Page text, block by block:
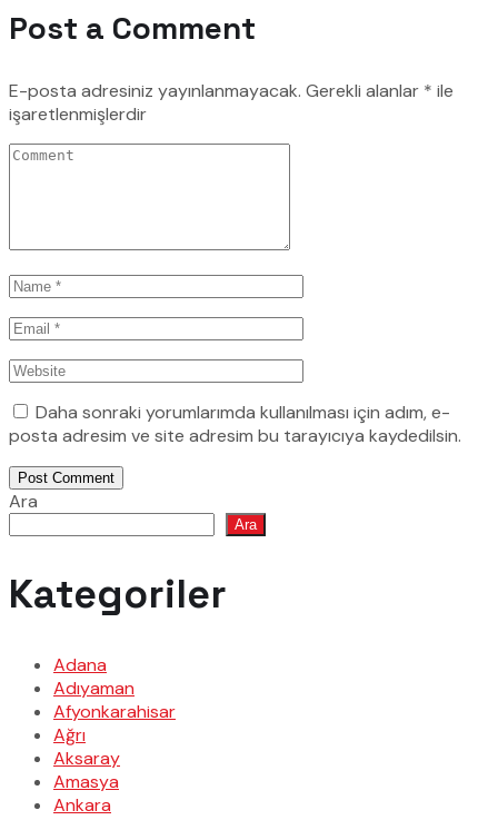
Post a Comment
E-posta adresiniz yayınlanmayacak. Gerekli alanlar * ile
işaretlenmişlerdir
Daha sonraki yorumlarımda kullanılması için adım, e-
posta adresim ve site adresim bu tarayıcıya kaydedilsin.
Post Comment
Ara
Ara
Kategoriler
Adana
Adıyaman
Afyonkarahisar
Ağrı
Aksaray
Amasya
Ankara